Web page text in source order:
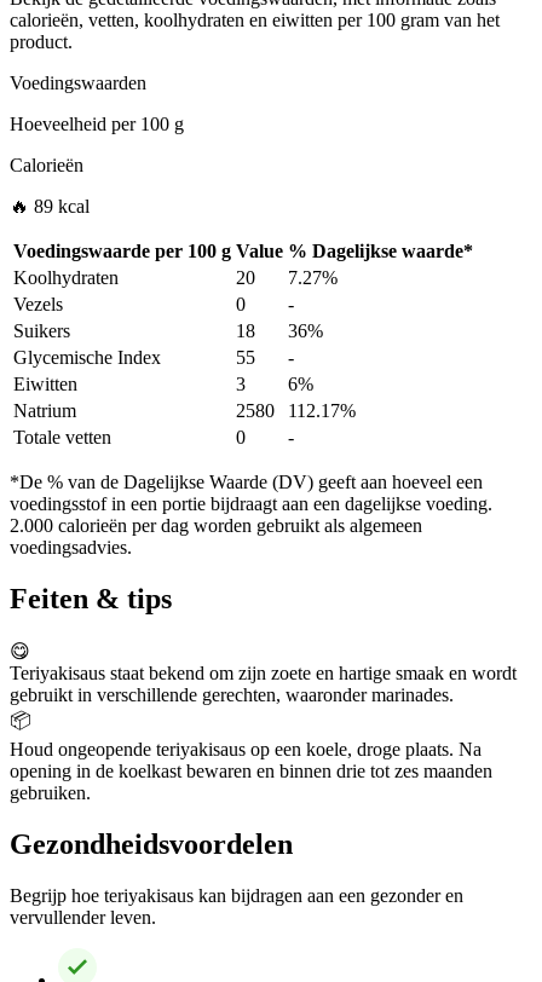
calorieën, vetten, koolhydraten en eiwitten per 100 gram van het
product.
Voedingswaarden
Hoeveelheid per100 g
Calorieën
🔥 89 kcal
Voedingswaarde per 100 g Value % Dagelijkse waarde*
Koolhydraten
20
7.27%
Vezels
0
-
Suikers
18
36%
Glycemische Index
55
-
Eiwitten
3
6%
Natrium
2580
112.17%
Totale vetten
0 -
*De % van de Dagelijkse Waarde (DV) geeft aan hoeveel een
voedingsstof in een portie bijdraagt aan een dagelijkse voeding.
2.000 calorieën per dag worden gebruikt als algemeen
voedingsadvies.
Feiten & tips
😋
Teriyakisaus staat bekend om zijn zoete en hartige smaak en wordt
gebruikt in verschillende gerechten, waaronder marinades.
📦
Houd ongeopende teriyakisaus op een koele, droge plaats. Na
opening in de koelkast bewaren en binnen drie tot zes maanden
gebruiken.
Gezondheidsvoordelen
Begrijp hoe teriyakisaus kan bijdragen aan een gezonder en
vervullender leven.